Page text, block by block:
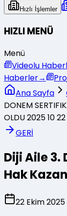
Hızlı İşlemler
HIZLI MENÜ
Menü
Videolu
Haberler→
Ana Sayfa
DONEM
OLDU 2025 10 22
GERİ
Diji Aile
Hak
22 Ekim 2025